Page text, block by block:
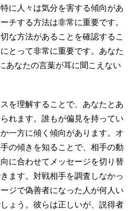
に人々は気分を害する傾向があ
チする方法は非常に重要です。
な方法があることを確認するこ
とって非常に重要です。あなた
あなたの言葉が耳に聞こえない
を理解することで、あなたとあ
れます。誰もが偏見を持ってい
一方に傾く傾向があります。オ
の傾きを知ることで、相手の動
に合わせてメッセージを切り替
ます。対戦相手を調査しなかっ
ジで偽善者になった人が何人い
ょう。彼らは正しいが、説得者